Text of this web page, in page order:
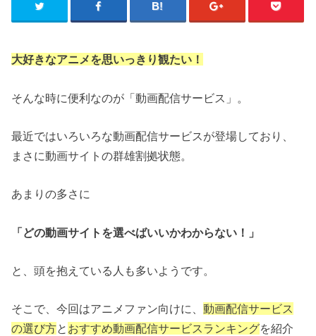
大好きなアニメを思いっきり観たい！
そんな時に便利なのが「動画配信サービス」。
最近ではいろいろな動画配信サービスが登場しており、
まさに動画サイトの群雄割拠状態。
あまりの多さに
「どの動画サイトを選べばいいかわからない！」
と、頭を抱えている人も多いようです。
そこで、今回はアニメファン向けに、動画配信サービス
の選び方と おすすめ動画配信サービスランキングを紹介